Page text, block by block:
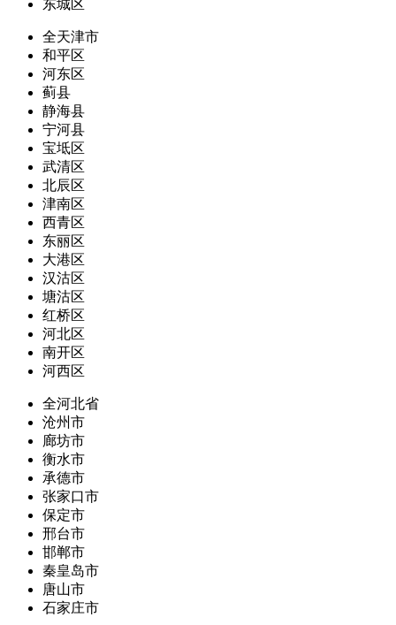
东城区
全天津市
和平区
河东区
蓟县
静海县
宁河县
宝坻区
武清区
北辰区
津南区
西青区
东丽区
大港区
汉沽区
塘沽区
红桥区
河北区
南开区
河西区
全河北省
沧州市
廊坊市
衡水市
承德市
张家口市
保定市
邢台市
邯郸市
秦皇岛市
唐山市
石家庄市